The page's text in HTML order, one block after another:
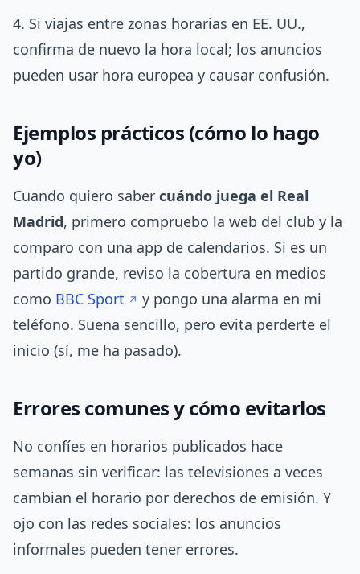
4. Si viajas entre zonas horarias en EE. UU.,
confirma de nuevo la hora local; los anuncios
pueden usar hora europea y causar confusión.
Ejemplos prácticos (cómo lo hago
yo)
Cuando quiero saber cuándo juega el Real
Madrid, primero compruebo la web del club y la
comparo con una app de calendarios. Si es un
partido grande, reviso la cobertura en medios
como BBC Sport
y pongo una alarma en mi
teléfono. Suena sencillo, pero evita perderte el
inicio (sí, me ha pasado).
Errores comunes y cómo evitarlos
No confíes en horarios publicados hace
semanas sin verificar: las televisiones a veces
cambian el horario por derechos de emisión. Y
ojo con las redes sociales: los anuncios
informales pueden tener errores.